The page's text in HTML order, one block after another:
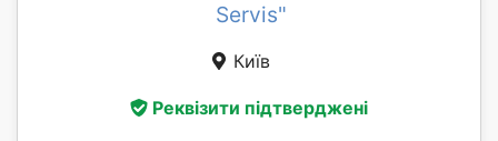
Servis"
Київ
Реквізити підтверджені